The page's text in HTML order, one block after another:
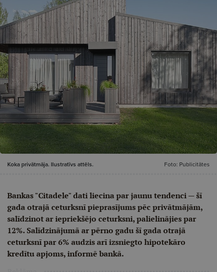
Koka privātmāja. Ilustratīvs attēls. Foto: Publicitātes
Bankas "Citadele" dati liecina par jaunu tendenci — šī
gada otrajā ceturksnī pieprasījums pēc privātmājām,
salīdzinot ar iepriekšējo ceturksni, palielinājies par
12%. Salīdzinājumā ar pērno gadu šī gada otrajā
ceturksnī par 6% audzis arī izsniegto hipotekāro
kredītu apjoms, informē bankā.